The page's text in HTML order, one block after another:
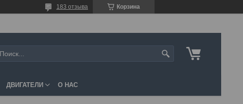
Корзина
183 отзыва
ДВИГАТЕЛИ О НАС